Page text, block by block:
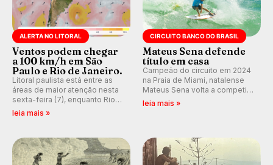
ALERTA NO LITORAL
Ventos podem chegar
a 100 km/h em São
Paulo e Rio de Janeiro.
Litoral paulista está entre as
áreas de maior atenção nesta
sexta-feira (7), enquanto Rio
de Janeiro também recebe
alerta para ventos fortes.
km/h em Itanhaém.
leia mais »
CIRCUITO BANCO DO BRASIL
Mateus Sena defende
título em casa
Campeão do circuito em 2024
na Praia de Miami, natalense
Mateus Sena volta a competir
em casa em busca de manter a
hegemonia potiguar em etapa
leia mais »